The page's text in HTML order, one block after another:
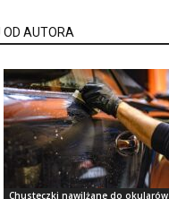
OD AUTORA
Chusteczki nawilżane do okularów